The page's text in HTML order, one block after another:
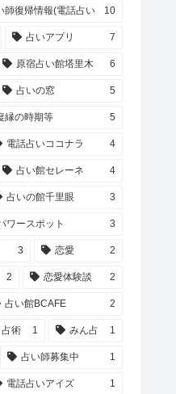
師復帰情報(電話占い 10
占いアプリ 7
原宿占い館塔里木 6
占いの窓 5
縁の時期等 5
電話占いココナラ 4
占い館セレーネ 4
占いの館千里眼 3
ワースポット 3
3 恋愛 2
2 恋愛体験談 2
占い館BCAFE 2
占術 1 みん占 1
占い師募集中 1
電話占いアイズ 1